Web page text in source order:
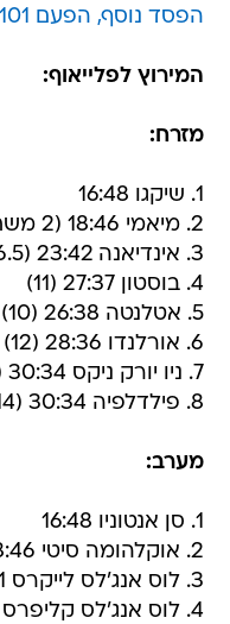
הפסד נוסף, הפעם 109:101 מול ממפיס.
המירוץ לפלייאוף:
מזרח:
1. שיקגו 16:48
2. מיאמי 18:46 (2 משחקים מאחור)
3. אינדיאנה 23:42 (6.5)
4. בוסטון 27:37 (11)
5. אטלנטה 26:38 (10)
6. אורלנדו 28:36 (12)
7. ניו יורק ניקס 30:34 (14)
8. פילדלפיה 30:34 (14)
מערב:
1. סן אנטוניו 16:48
2. אוקלהומה סיטי 18:46 (2 משחקים מאחור)
3. לוס אנג'לס לייקרס 24:41 (7.5)
4. לוס אנג'לס קליפרס 24:40 (8)